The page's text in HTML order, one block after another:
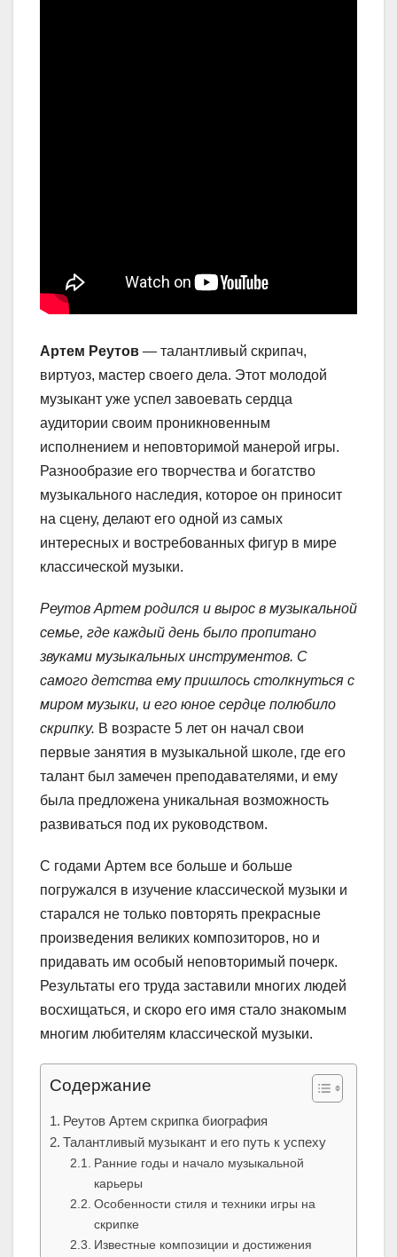
Артем Реутов — талантливый скрипач,
виртуоз, мастер своего дела. Этот молодой
музыкант уже успел завоевать сердца
аудитории своим проникновенным
исполнением и неповторимой манерой игры.
Разнообразие его творчества и богатство
музыкального наследия, которое он приносит
на сцену, делают его одной из самых
интересных и востребованных фигур в мире
классической музыки.
Реутов Артем родился и вырос в музыкальной
семье, где каждый день было пропитано
звуками музыкальных инструментов. С
самого детства ему пришлось столкнуться с
миром музыки, и его юное сердце полюбило
скрипку. В возрасте 5 лет он начал свои
первые занятия в музыкальной школе, где его
талант был замечен преподавателями, и ему
была предложена уникальная возможность
развиваться под их руководством.
С годами Артем все больше и больше
погружался в изучение классической музыки и
старался не только повторять прекрасные
произведения великих композиторов, но и
придавать им особый неповторимый почерк.
Результаты его труда заставили многих людей
восхищаться, и скоро его имя стало знакомым
многим любителям классической музыки.
Содержание
Реутов Артем скрипка биография
Талантливый музыкант и его путь к успеху
Ранние годы и начало музыкальной
карьеры
Особенности стиля и техники игры на
скрипке
Известные композиции и достижения